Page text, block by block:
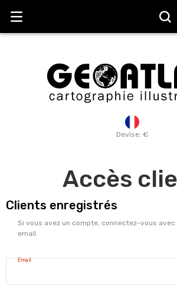
Devise: €
Accès
Clients enregistrés
Si vous avez un compte, connectez-vous
email.
Email